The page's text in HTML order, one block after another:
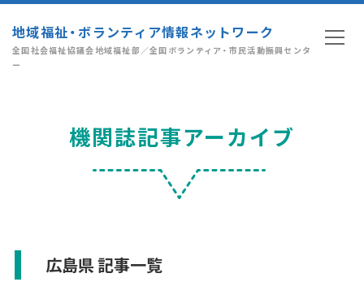
地域福祉・ボランティア情報ネットワーク
全国社会福祉協議会地域福祉部／全国ボランティア・市民活動振興センタ
ー
機関誌記事アーカイブ
広島県 記事一覧